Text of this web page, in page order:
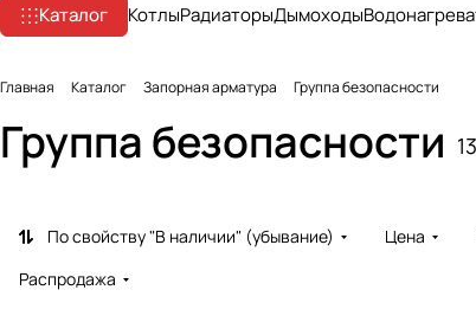
Каталог КотлыРадиаторыДымоходы
Главная Каталог Запорная арматура Группа безопасности
Группа безопасности 13
По свойству "В наличии" (убывание) Цена
Распродажа